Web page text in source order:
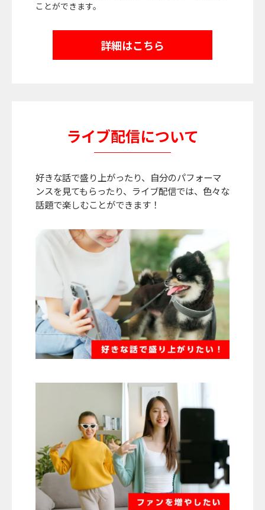
ことができます。
詳細はこちら
ライブ配信について
好きな話で盛り上がったり、自分のパフォーマ
ンスを見てもらったり、ライブ配信では、色々な
話題で楽しむことができます！